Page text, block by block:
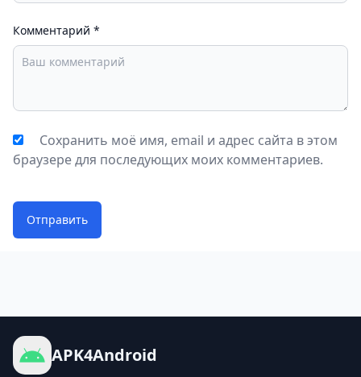
Комментарий *
Сохранить моё имя, email и адрес сайта в этом
браузере для последующих моих комментариев.
Отправить
APK4Android